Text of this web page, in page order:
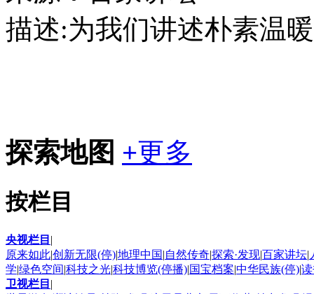
描述:为我们讲述朴素温
探索地图 +更多
按栏目
央视栏目 |
原来如此|创新无限(停)|地理中国|自然传奇|探索·发现|百家讲坛|
学|绿色空间|科技之光|科技博览(停播)|国宝档案|中华民族(停)|
卫视栏目 |